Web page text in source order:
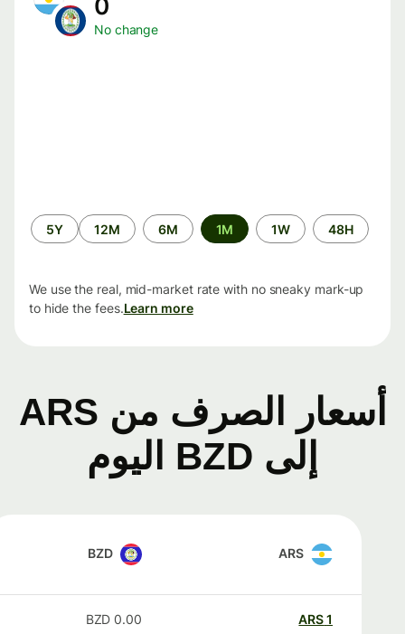
No change
الفترة
الزمنية
48H
1W
1M
6M
12M
5Y
We use the real, mid-market rate with no sneaky mark-up
to hide the fees.Learn more
أسعار الصرف من ARS
إلى BZD اليوم
ARS
BZD
ARS
0.00
BZD